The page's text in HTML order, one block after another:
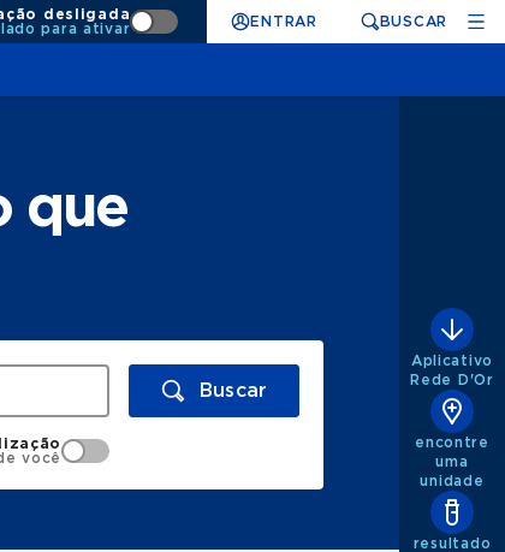
desligada
para ativar
ENTRAR BUSCAR
que
Buscar
você
Aplicativo
Rede D'Or
encontre
uma
unidade
resultado